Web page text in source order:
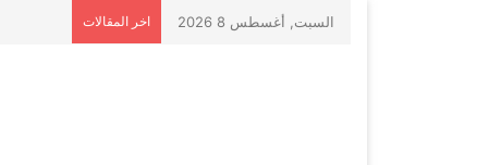
السبت, أغسطس 8 2026 اخر المقالات